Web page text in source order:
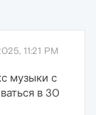
11:21 PM
музыки с
в 30